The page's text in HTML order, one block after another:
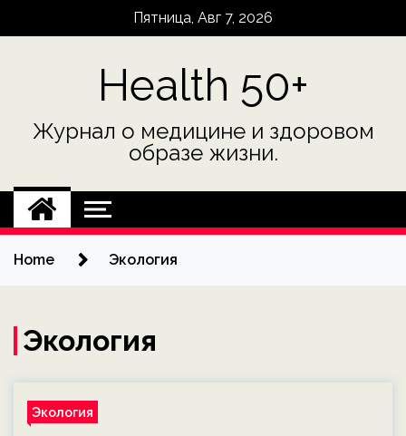
Пятница, Авг 7, 2026
Health 50+
Журнал о медицине и здоровом
образе жизни.
Home Экология
Экология
Экология